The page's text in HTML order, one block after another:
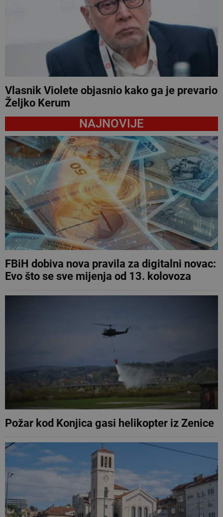
Vlasnik Violete objasnio kako ga je prevario
Željko Kerum
NAJNOVIJE
FBiH dobiva nova pravila za digitalni novac:
Evo što se sve mijenja od 13. kolovoza
Požar kod Konjica gasi helikopter iz Zenice